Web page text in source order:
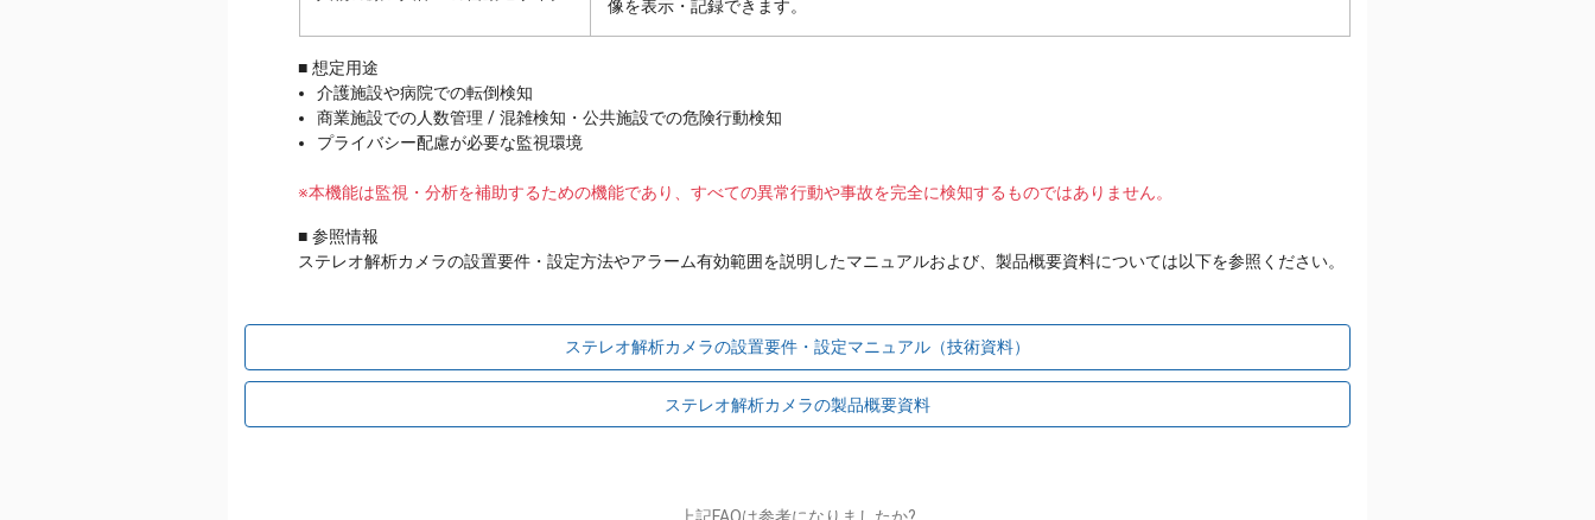
像を表示・記録できます。
■ 想定用途
介護施設や病院での転倒検知
商業施設での人数管理 / 混雑検知・公共施設での危険行動検知
プライバシー配慮が必要な監視環境
※本機能は監視・分析を補助するための機能であり、すべての異常行動や事故を完全に検知するものではありません。
■ 参照情報
ステレオ解析カメラの設置要件・設定方法やアラーム有効範囲を説明したマニュアルおよび、製品概要資料については以下を参照ください。
ステレオ解析カメラの設置要件・設定マニュアル（技術資料）
ステレオ解析カメラの製品概要資料